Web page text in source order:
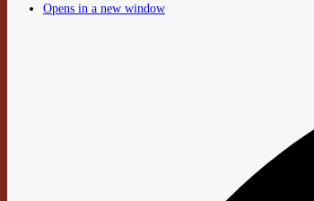
Opens in a new window